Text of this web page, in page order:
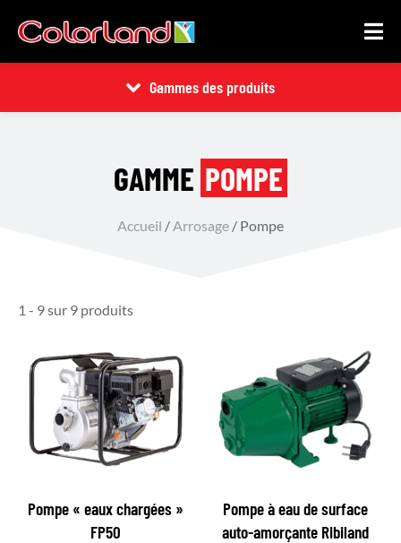
Gammes des produits
GAMME POMPE
Accueil /Arrosage / Pompe
1 - 9 sur 9 produits
Pompe « eaux chargées »
FP50
Pompe à eau de surface
auto-amorçante Ribiland